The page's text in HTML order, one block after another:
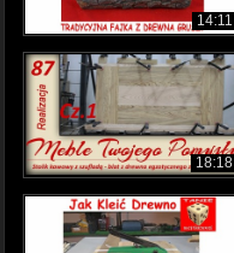
14:11
18:18